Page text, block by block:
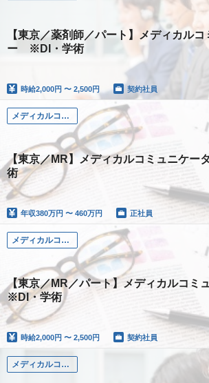
【東京／薬剤師／パート】メディカルコ
ー ※DI・学術
時給2,000円 〜 2,500円 契約社員
メディカルコミュニケーター（MR）
【東京／MR】メディカルコミュニケ
術
年収380万円 〜 460万円 正社員
メディカルコミュニケーター（MR）
【東京／MR／パート】メディカルコミ
※DI・学術
時給2,000円 〜 2,500円 契約社員
メディカルコミュニケーター（獣医師）